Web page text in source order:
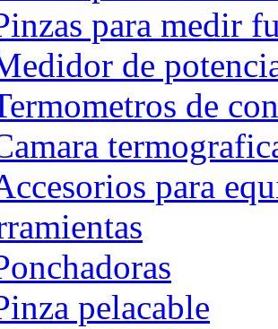
para medir
de
de
para
pelacable